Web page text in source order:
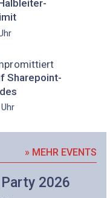
Sharepoint-
Uhr
» MEHR EVENTS
2026